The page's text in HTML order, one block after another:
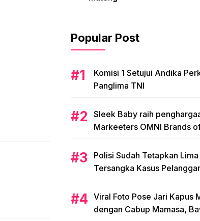
Popular Post
Komisi 1 Setujui Andika
Panglima TNI
Sleek Baby raih
Markeeters OMNI Brands
Polisi Sudah Tetapkan
Tersangka Kasus
Viral Foto Pose Jari Kapus
dengan Cabup Mamasa,